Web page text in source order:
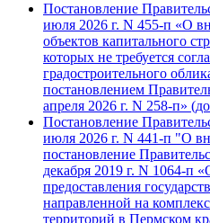
Постановление
июля 2026 г. N 455-п «О
объектов капитального
которых не требуется
градостроительного
постановлением
апреля 2026 г. N 258-п»
Постановление
июля 2026 г. N 441-п "О
постановление
декабря 2019 г. N 1064-п
предоставления
направленной на
территорий в Пермском